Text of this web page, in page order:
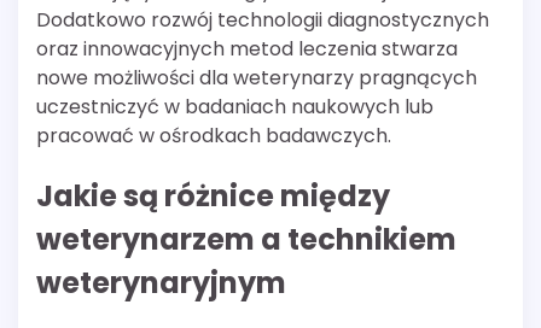
Dodatkowo rozwój technologii diagnostycznych
oraz innowacyjnych metod leczenia stwarza
nowe możliwości dla weterynarzy pragnących
uczestniczyć w badaniach naukowych lub
pracować w ośrodkach badawczych.
Jakie są różnice między
weterynarzem a technikiem
weterynaryjnym